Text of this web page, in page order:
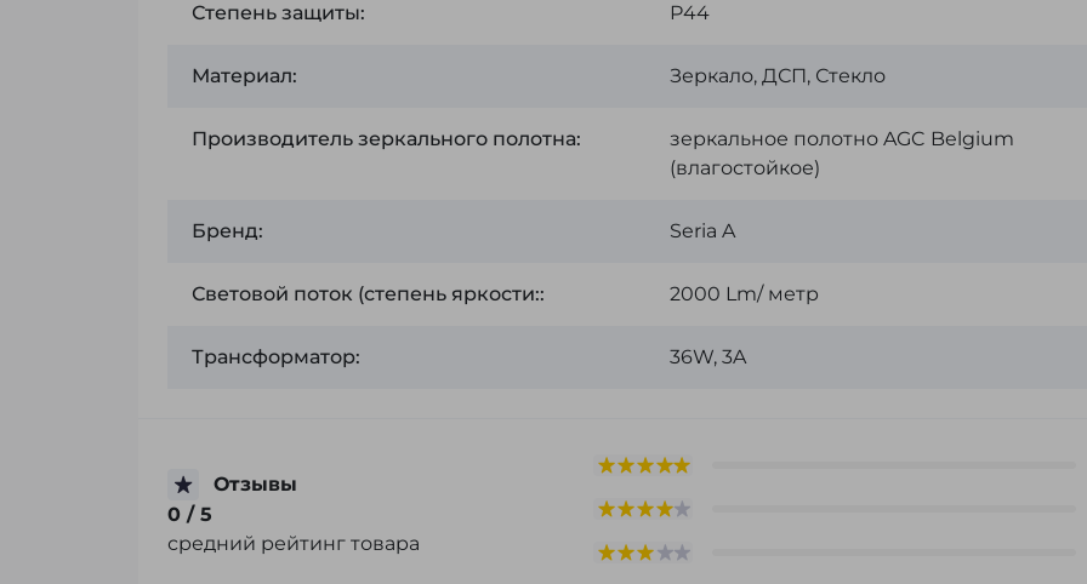
Степень защиты: P44
Материал: Зеркало, ДСП, Стекло
Производитель зеркального полотна:
зеркальное полотно AGC Belgium
(влагостойкое)
Бренд: Seria A
Световой поток (степень яркости:: 2000 Lm/ метр
Трансформатор: 36W, 3A
Отзывы
0 / 5
средний рейтинг товара